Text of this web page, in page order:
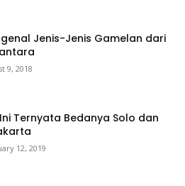
Jenis-Jenis Gamelan dari
9, 2018
Ternyata Bedanya Solo dan
12, 2019